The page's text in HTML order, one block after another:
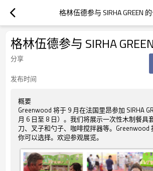
格林伍德参与 SIRHA GREEN
格林伍德参与 SIRHA
分享
发布时间
概要
Greenwood 将于 9 月在法国里昂参加 SIRHA
月 6 日至 8 日）。我们将展示一次性木制餐具
刀、叉子和勺子、咖啡搅拌器等。Greenwood
你可以选择。欢迎参观展览。